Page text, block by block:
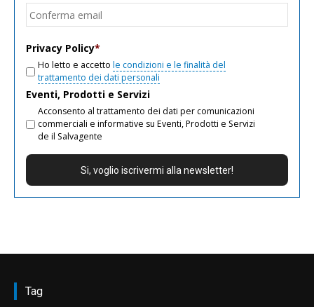
Privacy Policy*
Ho letto e accetto le condizioni e le finalità del
trattamento dei dati personali
Eventi, Prodotti e Servizi
Acconsento al trattamento dei dati per comunicazioni
commerciali e informative su Eventi, Prodotti e Servizi
de il Salvagente
Tag